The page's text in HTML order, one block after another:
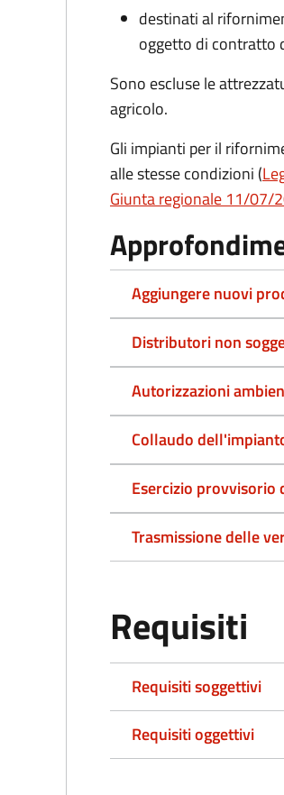
destinati al
oggetto di contratto
Sono escluse le
agricolo.
Gli impianti per il
alle stesse condizioni (
Giunta regionale 11/07/
Aggiungere nuovi
Distributori non
Autorizzazioni
Collaudo
Esercizio provvisorio
Trasmissione delle
Requisiti
Requisiti soggettivi
Requisiti oggettivi